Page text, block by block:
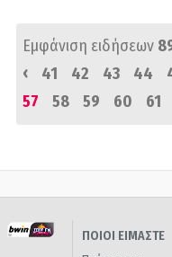
Εμφάνιση ειδήσεων
‹
41 42 43 44
57
58 59 60 61
ΠΟΙΟΙ ΕΙΜΑΣΤΕ